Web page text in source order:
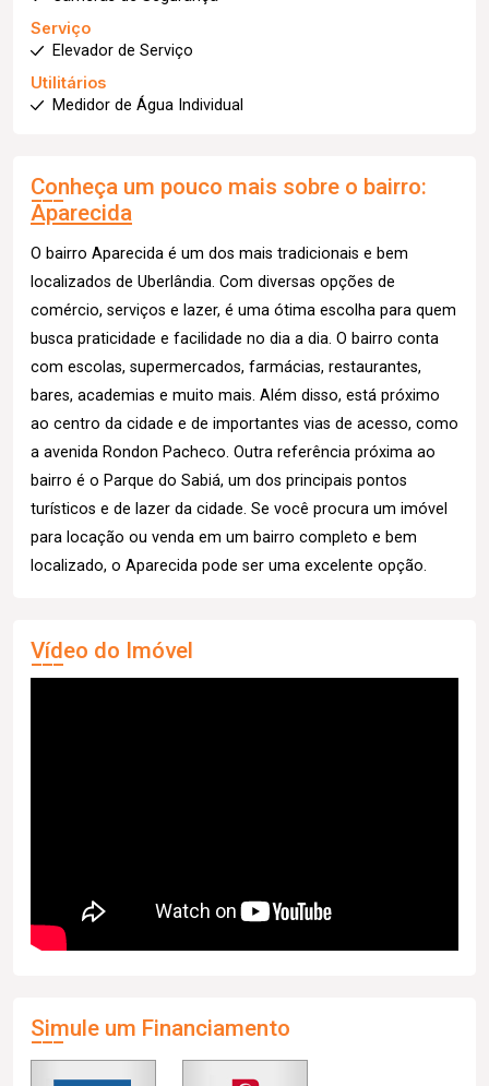
Serviço
Elevador de Serviço
Utilitários
Medidor de Água Individual
Conheça um pouco mais sobre o bairro:
Aparecida
O bairro Aparecida é um dos mais tradicionais e bem
localizados de Uberlândia. Com diversas opções de
comércio, serviços e lazer, é uma ótima escolha para quem
busca praticidade e facilidade no dia a dia. O bairro conta
com escolas, supermercados, farmácias, restaurantes,
bares, academias e muito mais. Além disso, está próximo
ao centro da cidade e de importantes vias de acesso, como
a avenida Rondon Pacheco. Outra referência próxima ao
bairro é o Parque do Sabiá, um dos principais pontos
turísticos e de lazer da cidade. Se você procura um imóvel
para locação ou venda em um bairro completo e bem
localizado, o Aparecida pode ser uma excelente opção.
Vídeo do Imóvel
Simule um Financiamento